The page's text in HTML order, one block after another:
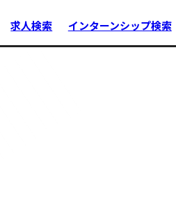
求人検索 インターンシップ検索